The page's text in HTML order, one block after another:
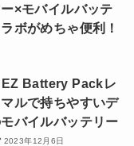
×モバイルバッテ
ボがめちゃ便利！
Battery Packレ
ルで持ちやすいデ
バイルバッテリー
2023年12月6日